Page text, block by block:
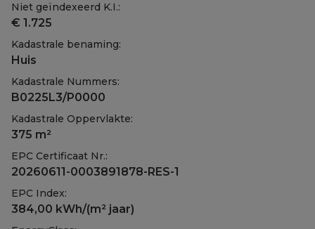
Niet geïndexeerd K.I.:
€ 1.725
Kadastrale benaming:
Huis
Kadastrale Nummers:
B0225L3/P0000
Kadastrale Oppervlakte:
375 m²
EPC Certificaat Nr.:
20260611-0003891878-RES-1
EPC Index:
384,00 kWh/(m² jaar)